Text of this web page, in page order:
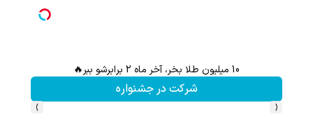
10 میلیون طلا بخر، آخر ماه 2 برابرشو ببر🔥
شرکت در جشنواره
‹
›